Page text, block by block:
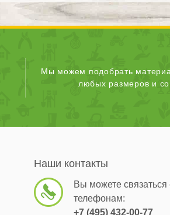
Мы можем подобрать
любых размеров и
Наши контакты
Вы можете
телефонам:
+7 (495) 432-00-77